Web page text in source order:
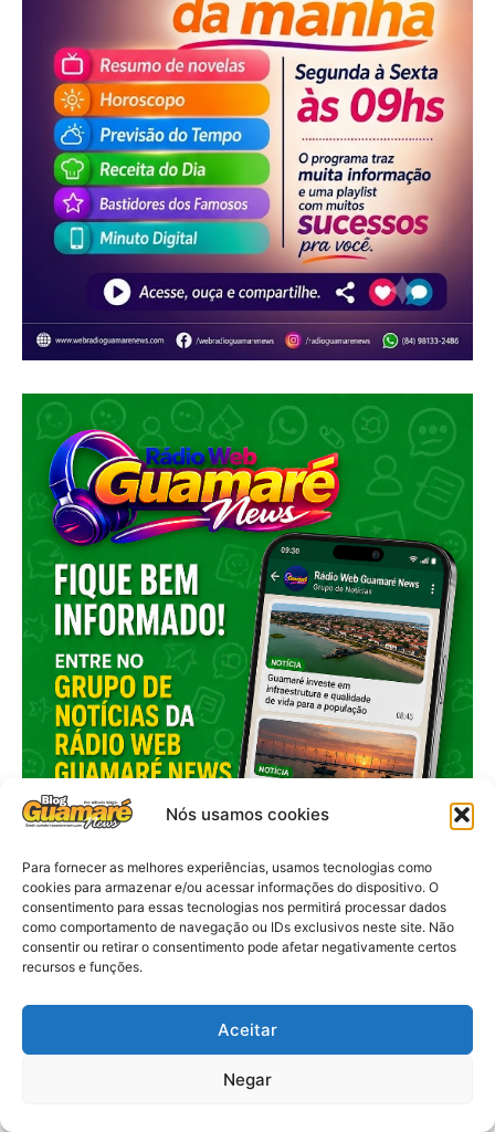
Nós usamos cookies
Para fornecer as melhores experiências, usamos tecnologias como
cookies para armazenar e/ou acessar informações do dispositivo. O
consentimento para essas tecnologias nos permitirá processar dados
como comportamento de navegação ou IDs exclusivos neste site. Não
consentir ou retirar o consentimento pode afetar negativamente certos
recursos e funções.
Aceitar
Negar